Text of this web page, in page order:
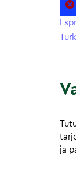
ja